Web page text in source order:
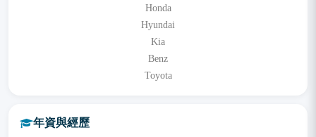
Honda
Hyundai
Kia
Benz
Toyota
年資與經歷